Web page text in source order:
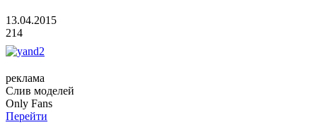
13.04.2015
214
реклама
Слив моделей
Only Fans
Перейти